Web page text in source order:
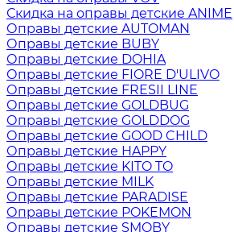
Скидка на оправы детские ANIME
Оправы детские AUTOMAN
Оправы детские BUBY
Оправы детские DOHIA
Оправы детские FIORE D'ULIVO
Оправы детские FRESII LINE
Оправы детские GOLDBUG
Оправы детские GOLDDOG
Оправы детские GOOD CHILD
Оправы детские HAPPY
Оправы детские KITO TO
Оправы детские MILK
Оправы детские PARADISE
Оправы детские POKEMON
Оправы детские SMOBY